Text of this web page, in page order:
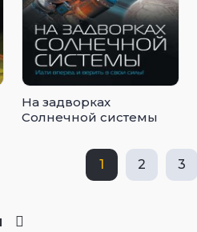
На задворках
Солнечной системы
1 2 3